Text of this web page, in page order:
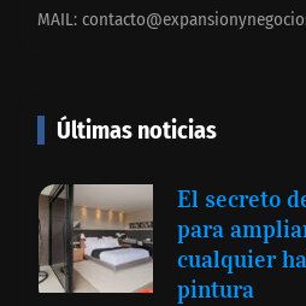
MAIL:
Últimas noticias
El secreto
para
cualquier
pintura